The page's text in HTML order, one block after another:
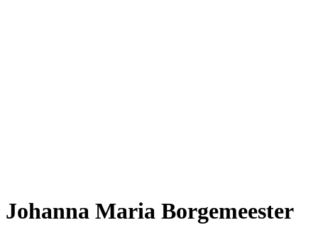
Johanna Maria Borgemeester